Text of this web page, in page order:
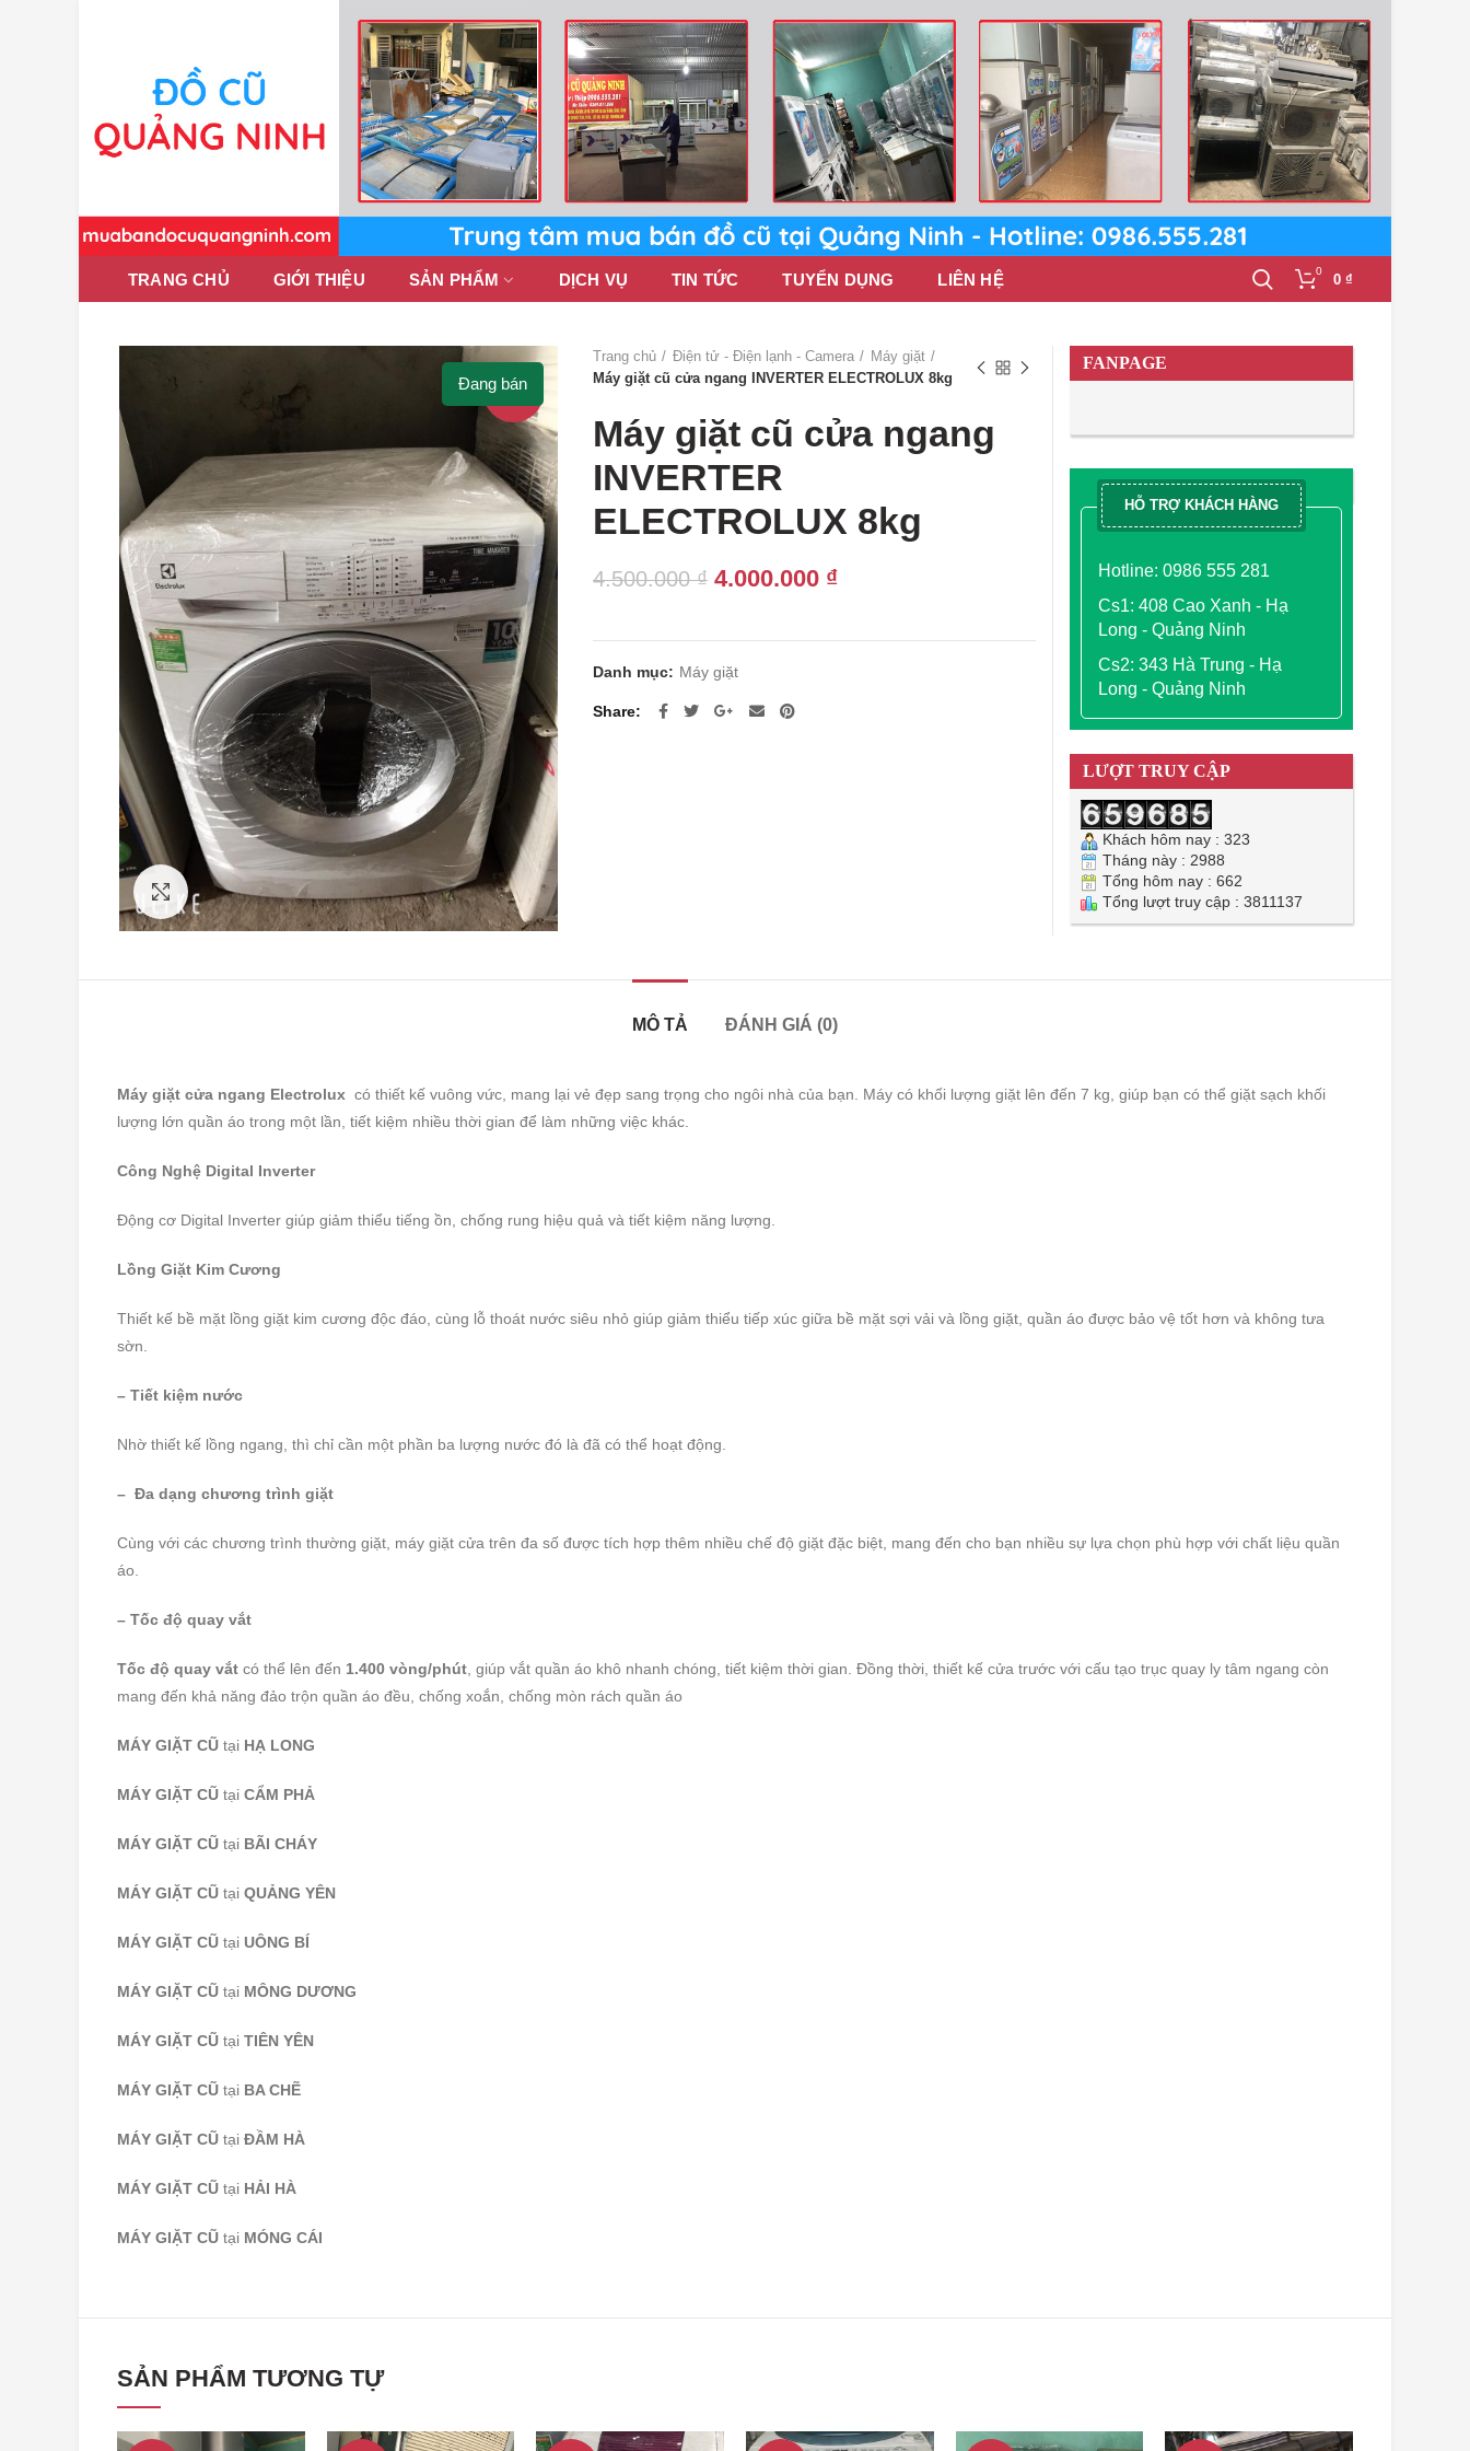
TRANG CHỦ GIỚI THIỆU SẢN PHẨM DỊCH VỤ TIN TỨC TUYỂN DỤNG LIÊN HỆ 0 0 ₫
-11%
Click to enlarge
Đang bán
Trang chủ Điện tử - Điện lạnh - Camera
Máy giặt
Máy giặt cũ cửa ngang INVERTER ELECTROLUX 8kg
Máy giặt cũ cửa ngang
INVERTER
ELECTROLUX 8kg
4.500.000₫ Giá
là:
4.500.000 ₫.
4.000.000 ₫Giá
tại
Danh mục: Máy giặt
Share
FANPAGE
HỖ TRỢ KHÁCH HÀNG
Hotline: 0986 555 281
Cs1: 408 Cao Xanh - Hạ
Long - Quảng Ninh
Cs2: 343 Hà Trung - Hạ
Long - Quảng Ninh
LƯỢT TRUY CẬP
Khách hôm nay : 323
Tháng này : 2988
Tổng hôm nay : 662
Tổng lượt truy cập : 3811137
MÔ TẢ ĐÁNH GIÁ (0)
Máy giặt cửa ngang Electrolux có thiết kế vuông vức, mang lại vẻ đẹp sang trọng cho ngôi nhà của bạn. Máy có khối lượng giặt lên đến 7 kg, giúp bạn có thể giặt sạch khối
lượng lớn quần áo trong một lần, tiết kiệm nhiều thời gian để làm những việc khác.
Công Nghệ Digital Inverter
Động cơ Digital Inverter giúp giảm thiểu tiếng ồn, chống rung hiệu quả và tiết kiệm năng lượng.
Lồng Giặt Kim Cương
Thiết kế bề mặt lồng giặt kim cương độc đáo, cùng lỗ thoát nước siêu nhỏ giúp giảm thiểu tiếp xúc giữa bề mặt sợi vải và lồng giặt, quần áo được bảo vệ tốt hơn và không tưa
sờn.
– Tiết kiệm nước
Nhờ thiết kế lồng ngang, thì chỉ cần một phần ba lượng nước đó là đã có thể hoạt động.
– Đa dạng chương trình giặt
Cùng với các chương trình thường giặt, máy giặt cửa trên đa số được tích hợp thêm nhiều chế độ giặt đặc biệt, mang đến cho bạn nhiều sự lựa chọn phù hợp với chất liệu quần
áo.
– Tốc độ quay vắt
Tốc độ quay vắt có thể lên đến 1.400 vòng/phút , giúp vắt quần áo khô nhanh chóng, tiết kiệm thời gian. Đồng thời, thiết kế cửa trước với cấu tạo trục quay ly tâm ngang còn
mang đến khả năng đảo trộn quần áo đều, chống xoắn, chống mòn rách quần áo
MÁY GIẶT CŨ tại HẠ LONG
MÁY GIẶT CŨ tại CẨM PHẢ
MÁY GIẶT CŨ tại BÃI CHÁY
MÁY GIẶT CŨ tại QUẢNG YÊN
MÁY GIẶT CŨ tại UÔNG BÍ
MÁY GIẶT CŨ tại MÔNG DƯƠNG
MÁY GIẶT CŨ tại TIÊN YÊN
MÁY GIẶT CŨ tại BA CHẼ
MÁY GIẶT CŨ tại ĐẦM HÀ
MÁY GIẶT CŨ tại HẢI HÀ
MÁY GIẶT CŨ tại MÓNG CÁI
SẢN PHẨM TƯƠNG TỰ